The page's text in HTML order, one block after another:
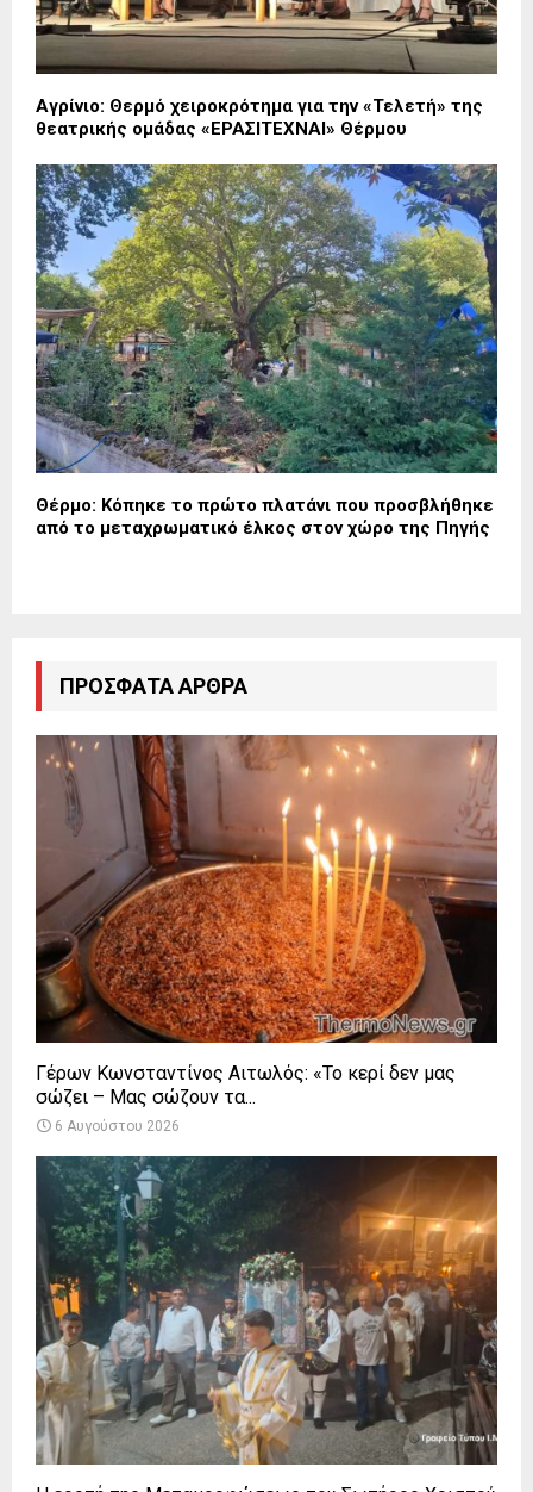
Αγρίνιο: Θερμό χειροκρότημα για την «Τελετή» της
θεατρικής ομάδας «ΕΡΑΣΙΤΕΧΝΑΙ» Θέρμου
Θέρμο: Κόπηκε το πρώτο πλατάνι που προσβλήθηκε
από το μεταχρωματικό έλκος στον χώρο της Πηγής
ΠΡΌΣΦΑΤΑ ΆΡΘΡΑ
Γέρων Κωνσταντίνος Αιτωλός: «Το κερί δεν μας
σώζει – Μας σώζουν τα...
6 Αυγούστου 2026